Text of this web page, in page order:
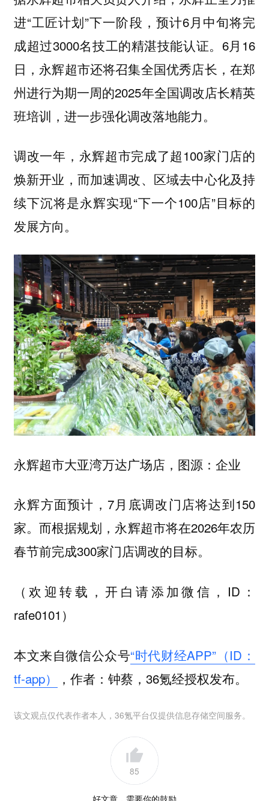
进“工匠计划”下一阶段，预计6月中旬将完
成超过3000名技工的精湛技能认证。6月16
日，永辉超市还将召集全国优秀店长，在郑
州进行为期一周的2025年全国调改店长精英
班培训，进一步强化调改落地能力。
调改一年，永辉超市完成了超100家门店的
焕新开业，而加速调改、区域去中心化及持
续下沉将是永辉实现“下一个100店”目标的
发展方向。
永辉超市大亚湾万达广场店，图源：企业
永辉方面预计，7月底调改门店将达到150
家。而根据规划，永辉超市将在2026年农历
春节前完成300家门店调改的目标。
（欢迎转载，开白请添加微信，ID：
rafe0101）
本文来自微信公众号“时代财经APP”（ID：
tf-app）
，作者：钟蔡，36氪经授权发布。
该文观点仅代表作者本人，36氪平台仅提供信息存储空间服务。
85